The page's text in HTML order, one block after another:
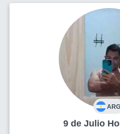
ARG
9 de